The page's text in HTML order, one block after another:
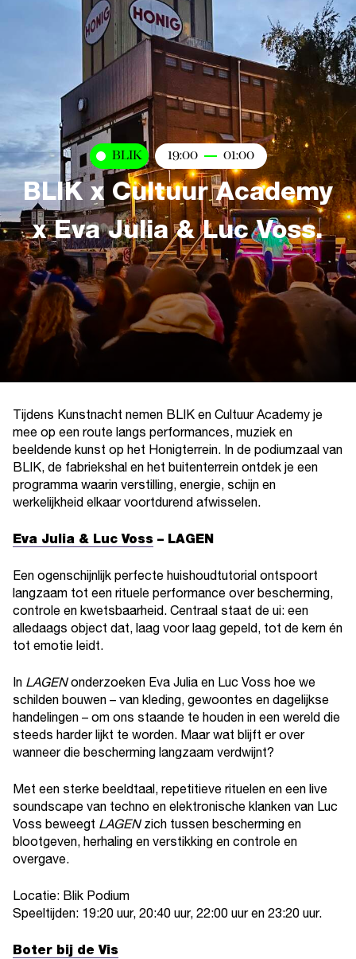
BLIK 19:00 01:00
BLIK x Cultuur Academy
x Eva Julia & Luc Voss.
Tijdens Kunstnacht nemen BLIK en Cultuur Academy je
mee op een route langs performances, muziek en
beeldende kunst op het Honigterrein. In de podiumzaal van
BLIK, de fabriekshal en het buitenterrein ontdek je een
programma waarin verstilling, energie, schijn en
werkelijkheid elkaar voortdurend afwisselen.
Eva Julia & Luc Voss – LAGEN
Een ogenschijnlijk perfecte huishoudtutorial ontspoort
langzaam tot een rituele performance over bescherming,
controle en kwetsbaarheid. Centraal staat de ui: een
alledaags object dat, laag voor laag gepeld, tot de kern én
tot emotie leidt.
In LAGENonderzoeken Eva Julia en Luc Voss hoe we
schilden bouwen – van kleding, gewoontes en dagelijkse
handelingen – om ons staande te houden in een wereld die
steeds harder lijkt te worden. Maar wat blijft er over
wanneer die bescherming langzaam verdwijnt?
Met een sterke beeldtaal, repetitieve rituelen en een live
soundscape van techno en elektronische klanken van Luc
Voss beweegt LAGENzich tussen bescherming en
blootgeven, herhaling en verstikking en controle en
overgave.
Locatie: Blik Podium
Speeltijden: 19:20 uur, 20:40 uur, 22:00 uur en 23:20 uur.
Boter bij de Vis